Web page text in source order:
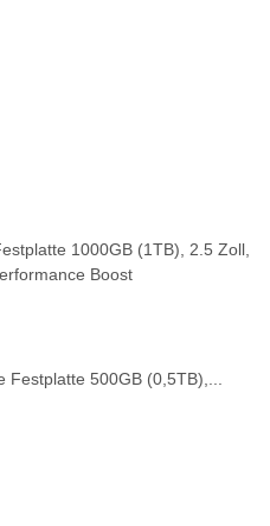
1000GB (1TB), 2.5 Zoll,
Boost